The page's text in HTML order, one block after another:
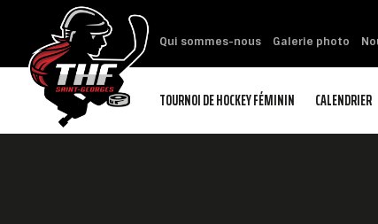
Qui sommes-nous Galerie photo
TOURNOI DE HOCKEY FÉMININ CALENDRIER